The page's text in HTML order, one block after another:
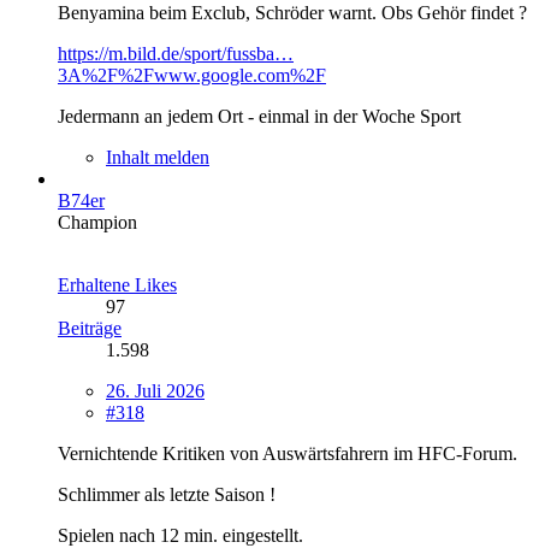
Benyamina beim Exclub, Schröder warnt. Obs Gehör findet ?
https://m.bild.de/sport/fussba…
3A%2F%2Fwww.google.com%2F
Jedermann an jedem Ort - einmal in der Woche Sport
Inhalt melden
B74er
Champion
Erhaltene Likes
97
Beiträge
1.598
26. Juli 2026
#318
Vernichtende Kritiken von Auswärtsfahrern im HFC-Forum.
Schlimmer als letzte Saison !
Spielen nach 12 min. eingestellt.